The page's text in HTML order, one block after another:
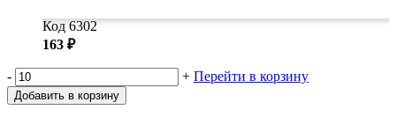
Код 6302
163 ₽
- + Перейти в корзину
Добавить в корзину